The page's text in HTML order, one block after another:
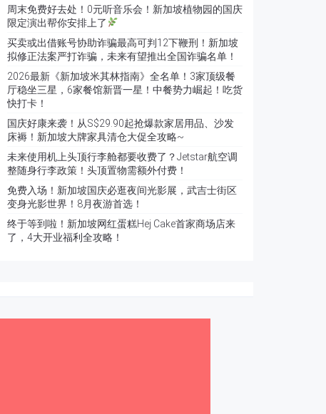
周末免费好去处！0元听音乐会！新加坡植物园的国庆
限定演出帮你安排上了
买卖或出借账号协助诈骗最高可判12下鞭刑！新加坡
拟修正法案严打诈骗，未来有望推出全国诈骗名单！
2026最新《新加坡米其林指南》全名单！3家顶级餐
厅稳坐三星，6家餐馆新晋一星！中餐势力崛起！吃货
快打卡！
国庆好康来袭！从S$29.90起抢爆款家居用品、沙发
床褥！新加坡大牌家具清仓大促全攻略~
未来使用机上头顶行李舱都要收费了？Jetstar航空调
整随身行李政策！头顶置物需额外付费！
免费入场！新加坡国庆必逛夜间光影展，武吉士街区
变身光影世界！8月夜游首选！
终于等到啦！新加坡网红蛋糕Hej Cake首家商场店来
了，4大开业福利全攻略！